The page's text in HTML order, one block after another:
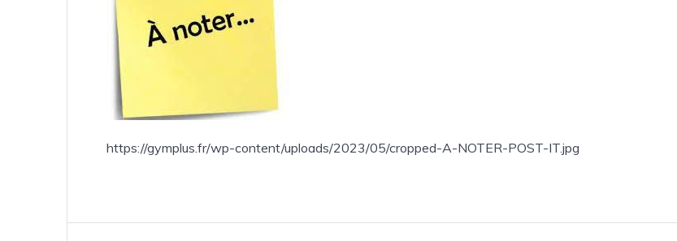
https://gymplus.fr/wp-content/uploads/2023/05/cropped-A-NOTER-POST-IT.jpg